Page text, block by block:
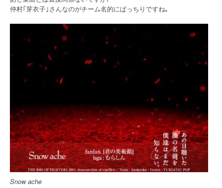
仲村｢芽衣子｣さんなのがチーム名的にばっちりですね｡
Snow ache